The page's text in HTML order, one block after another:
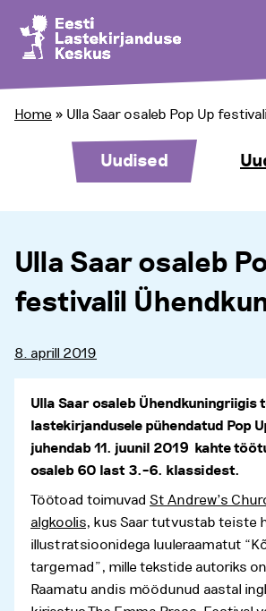
Home » Ulla Saar osaleb Pop Up
Uudised
Ulla Saar osaleb
festivalil
8. aprill 2019
Ulla Saar osaleb Ühendkuningriigis
lastekirjandusele pühendatud Pop
juhendab 11. juunil 2019 kahte
osaleb 60 last 3.–6. klassidest.
Töötoad toimuvad St Andrew’s
algkoolis, kus Saar tutvustab teiste
illustratsioonidega luuleraamatut
targemad”, mille tekstide autoriks
Raamatu andis möödunud aastal